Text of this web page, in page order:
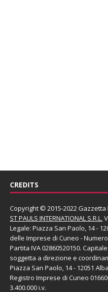
CREDITS
Copyright © 2015-2022 Gazzetta
ST PAULS INTERNATIONAL S.R.L.
Legale: Piazza San Paolo, 14 -
delle Imprese di Cuneo -
Partita IVA 02860520150.
soggetta a direzione e
Piazza San Paolo, 14 - 12051
Registro Imprese di Cuneo
3.400.000 i.v.